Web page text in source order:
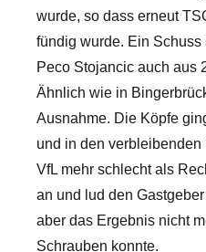
wurde, so dass erneut
fündig wurde. Ein
Peco Stojancic auch aus
Ähnlich wie in
Ausnahme. Die Köpfe
und in den
VfL mehr schlecht als
an und lud den
aber das Ergebnis nicht
Schrauben konnte.